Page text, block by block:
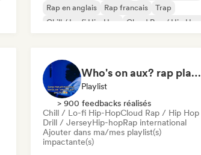
Rap en anglais
Rap francais
Trap
Chill / Lo-fi Hip-Hop
Cloud Rap / Hip Hop
Who's on aux? rap playlist
Playlist
> 900 feedbacks réalisés
Chill / Lo-fi Hip-HopCloud Rap / Hip Hop
Drill / JerseyHip-hopRap international
Ajouter dans ma/mes playlist(s)
impactante(s)